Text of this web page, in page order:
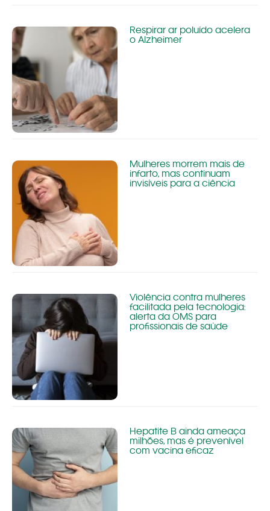
Respirar ar poluído acelera
o Alzheimer
Mulheres morrem mais de
infarto, mas continuam
invisíveis para a ciência
Violência contra mulheres
facilitada pela tecnologia:
alerta da OMS para
profissionais de saúde
Hepatite B ainda ameaça
milhões, mas é prevenível
com vacina eficaz